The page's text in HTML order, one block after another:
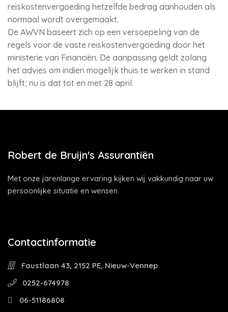
reiskostenvergoeding hetzelfde bedrag aanhouden als
normaal wordt overgemaakt.
De AWVN baseert zich op een versoepeling van de
regels voor de vaste reiskostenvergoeding door het
ministerie van Financiën. De aanpassing geldt zolang
het advies om indien mogelijk thuis te werken in stand
blijft; nu is dat tot en met 28 april.
Robert de Bruijn's Assurantiën
Met onze jarenlange ervaring kijken wij vakkundig naar uw
persoonlijke situatie en wensen.
Contactinformatie
Faustlaan 43, 2152 PE, Nieuw-Vennep
0252-674978
06-51186808